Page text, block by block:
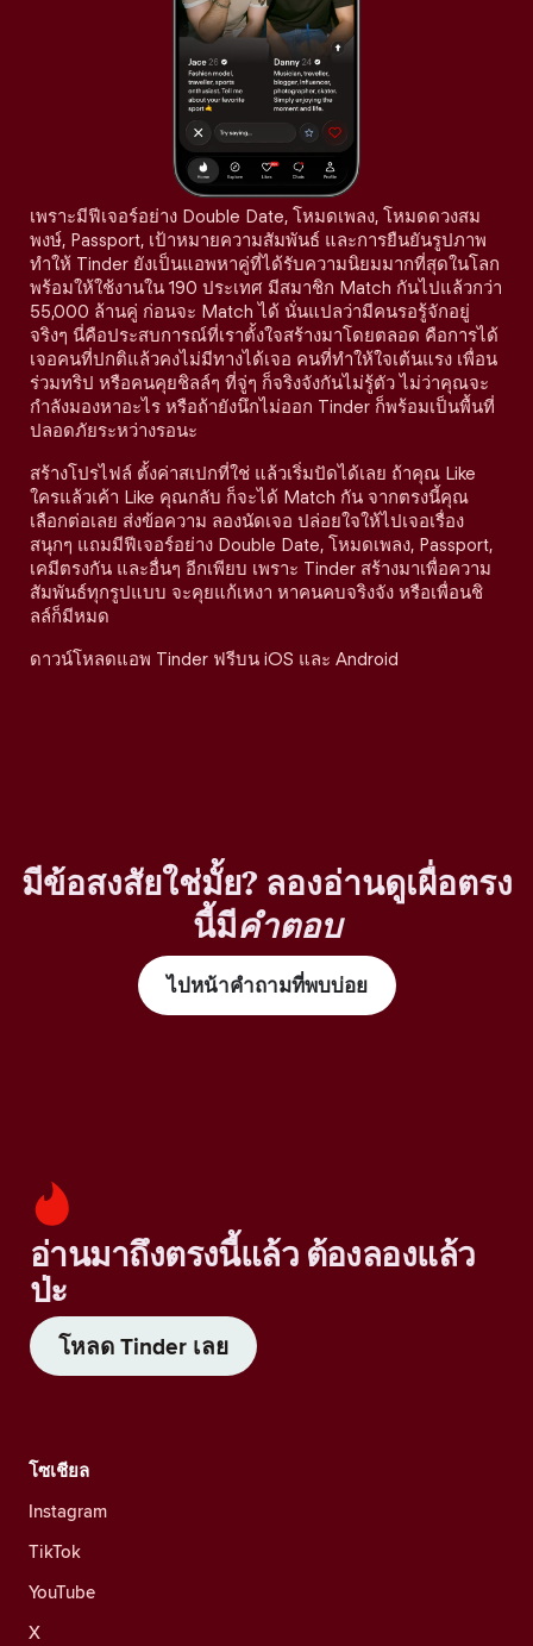
เพราะมีฟีเจอร์อย่าง Double Date, โหมดเพลง, โหมดดวงสม
พงษ์, Passport, เป้าหมายความสัมพันธ์ และการยืนยันรูปภาพ
ทำให้ Tinder ยังเป็นแอพหาคู่ที่ได้รับความนิยมมากที่สุดในโลก
พร้อมให้ใช้งานใน 190 ประเทศ มีสมาชิก Match กันไปแล้วกว่า
55,000 ล้านคู่ ก่อนจะ Match ได้ นั่นแปลว่ามีคนรอรู้จักอยู่
จริงๆ นี่คือประสบการณ์ที่เราตั้งใจสร้างมาโดยตลอด คือการได้
เจอคนที่ปกติแล้วคงไม่มีทางได้เจอ คนที่ทำให้ใจเต้นแรง เพื่อน
ร่วมทริป หรือคนคุยชิลล์ๆ ที่จู่ๆ ก็จริงจังกันไม่รู้ตัว ไม่ว่าคุณจะ
กำลังมองหาอะไร หรือถ้ายังนึกไม่ออก Tinder ก็พร้อมเป็นพื้นที่
ปลอดภัยระหว่างรอนะ
สร้างโปรไฟล์ ตั้งค่าสเปกที่ใช่ แล้วเริ่มปัดได้เลย ถ้าคุณ Like
ใครแล้วเค้า Like คุณกลับ ก็จะได้ Match กัน จากตรงนี้คุณ
เลือกต่อเลย ส่งข้อความ ลองนัดเจอ ปล่อยใจให้ไปเจอเรื่อง
สนุกๆ แถมมีฟีเจอร์อย่าง Double Date, โหมดเพลง, Passport,
เคมีตรงกัน และอื่นๆ อีกเพียบ เพราะ Tinder สร้างมาเพื่อความ
สัมพันธ์ทุกรูปแบบ จะคุยแก้เหงา หาคนคบจริงจัง หรือเพื่อนชิ
ลล์ก็มีหมด
ดาวน์โหลดแอพ Tinder ฟรีบน iOS และ Android
มีข้อสงสัยใช่มั้ย? ลองอ่านดูเผื่อตรง
นี้มีคำตอบ
ไปหน้าคำถามที่พบบ่อย
อ่านมาถึงตรงนี้แล้ว ต้องลองแล้ว
ป่ะ
โหลด Tinder เลย
โซเชียล
Instagram
TikTok
YouTube
X